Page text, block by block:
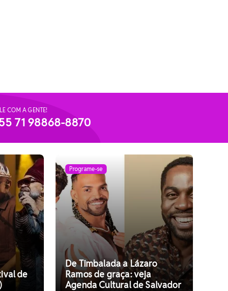
COM A GENTE!
71 98868-8870
de
Programe-se
De Timbalada a Lázaro
Ramos de graça: veja
Agenda Cultural de Salvador